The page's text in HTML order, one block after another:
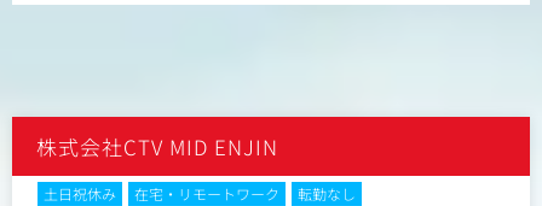
株式会社CTV MID ENJIN
土日祝休み 在宅・リモートワーク
転勤なし